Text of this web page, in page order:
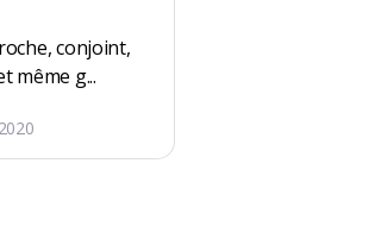
conjoint,
même g...